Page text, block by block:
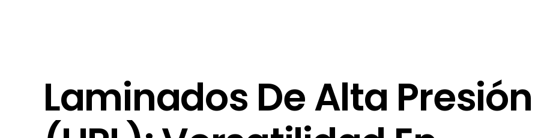
Laminados De Alta Presión